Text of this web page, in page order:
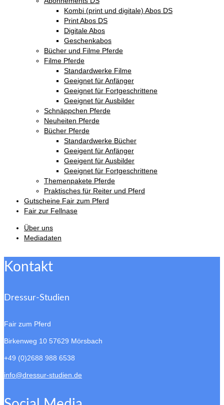
Kombi (print und digitale) Abos DS
Print Abos DS
Digitale Abos
Geschenkabos
Bücher und Filme Pferde
Filme Pferde
Standardwerke Filme
Geeignet für Anfänger
Geeignet für Fortgeschrittene
Geeignet für Ausbilder
Schnäppchen Pferde
Neuheiten Pferde
Bücher Pferde
Standardwerke Bücher
Geeigent für Anfänger
Geeigent für Ausbilder
Geeignet für Fortgeschrittene
Themenpakete Pferde
Praktisches für Reiter und Pferd
Gutscheine Fair zum Pferd
Fair zur Fellnase
Über uns
Mediadaten
Kontakt
Dressur-Studien
Fair zum Pferd
Birkenweg 10 57629 Mörsbach
+49 (0)2688 988 6538
info@dressur-studien.de